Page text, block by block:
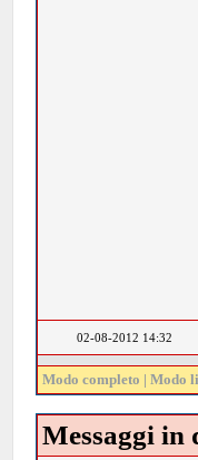
02-08-2012 14:32
Modo completo |Modo
Messaggi in